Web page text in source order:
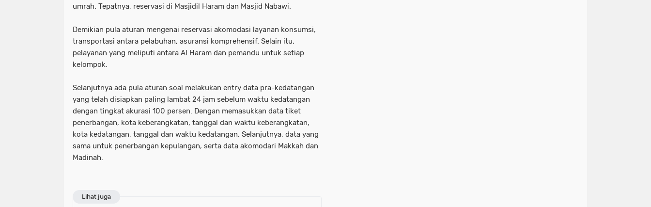
umrah. Tepatnya, reservasi di Masjidil Haram dan Masjid Nabawi.
Demikian pula aturan mengenai reservasi akomodasi layanan konsumsi,
transportasi antara pelabuhan, asuransi komprehensif. Selain itu,
pelayanan yang meliputi antara Al Haram dan pemandu untuk setiap
kelompok.
Selanjutnya ada pula aturan soal melakukan entry data pra-kedatangan
yang telah disiapkan paling lambat 24 jam sebelum waktu kedatangan
dengan tingkat akurasi 100 persen. Dengan memasukkan data tiket
penerbangan, kota keberangkatan, tanggal dan waktu keberangkatan,
kota kedatangan, tanggal dan waktu kedatangan. Selanjutnya, data yang
sama untuk penerbangan kepulangan, serta data akomodari Makkah dan
Madinah.
Lihat juga